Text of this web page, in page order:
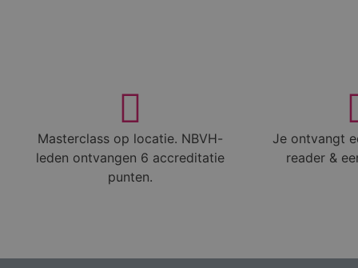
Masterclass op locatie. NBVH-
leden ontvangen 6 accreditatie
punten.
Je ontvangt
reader &